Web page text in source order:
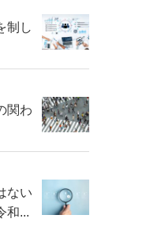
制し
関わ
ない
和...